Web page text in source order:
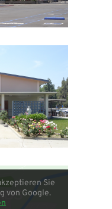
Sie
von Google.